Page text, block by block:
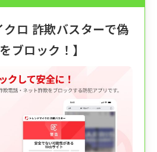
クロ 詐欺バスターで偽
ブロック！】